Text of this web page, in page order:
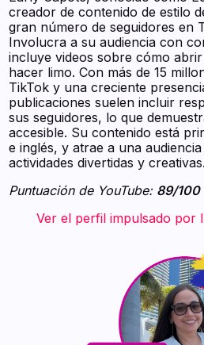
creador de contenido de estilo
gran número de seguidores en
Involucra a su audiencia con
incluye videos sobre cómo
hacer limo. Con más de 15
TikTok y una creciente
publicaciones suelen incluir
sus seguidores, lo que
accesible. Su contenido está
e inglés, y atrae a una
actividades divertidas y creativas.
Puntuación de YouTube: 89/100
Ver el perfil impulsado por